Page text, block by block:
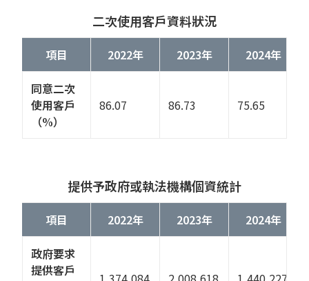
二次使用客戶資料狀況
項目 2022年 2023年 2024年
同意二次
使用客戶
（%）
86.07 86.73 75.65
提供予政府或執法機構個資統計
項目 2022年 2023年 2024年
政府要求
提供客戶